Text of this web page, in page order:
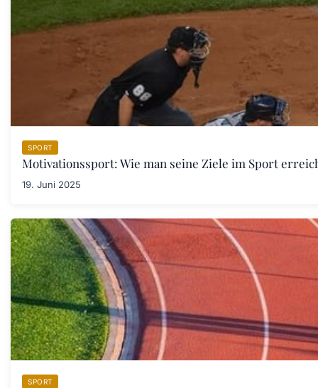
SPORT
Motivationssport: Wie man seine Ziele im Sport
19. Juni 2025
SPORT